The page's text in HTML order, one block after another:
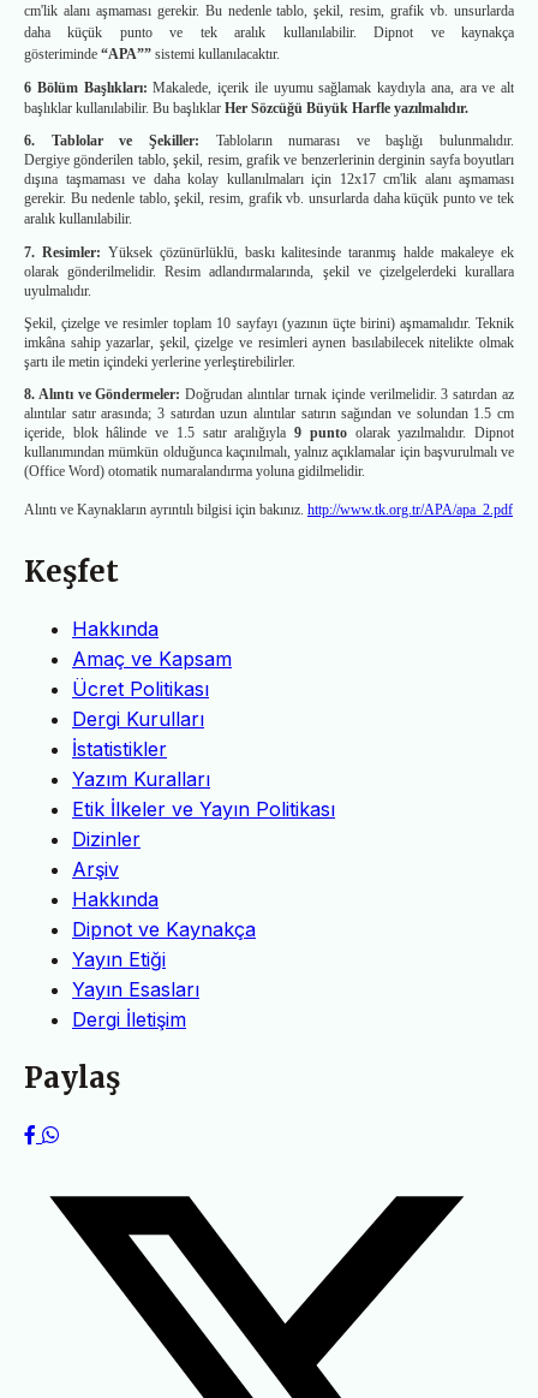
cm'lik alanı aşmaması gerekir. Bu nedenle tablo, şekil, resim, grafik vb. unsurlarda
daha küçük punto ve tek aralık kullanılabilir. Dipnot ve kaynakça
gösteriminde “APA”” sistemi kullanılacaktır.
6 Bölüm Başlıkları:Makalede, içerik ile uyumu sağlamak kaydıyla ana, ara ve alt
başlıklar kullanılabilir. Bu başlıklar Her Sözcüğü Büyük Harfle yazılmalıdır.
6. Tablolar ve Şekiller: Tabloların numarası ve başlığı bulunmalıdır.
Dergiyegönderilen tablo, şekil, resim, grafik ve benzerlerinin derginin sayfa boyutları
dışına taşmaması ve daha kolay kullanılmaları için 12x17 cm'lik alanı aşmaması
gerekir. Bu nedenle tablo, şekil, resim, grafik vb. unsurlarda daha küçük punto ve tek
aralık kullanılabilir.
7. Resimler: Yüksek çözünürlüklü, baskı kalitesinde taranmış halde makaleye ek
olarak gönderilmelidir. Resim adlandırmalarında, şekil ve çizelgelerdeki kurallara
uyulmalıdır.
Şekil, çizelge ve resimler toplam 10 sayfayı (yazının üçte birini) aşmamalıdır. Teknik
imkâna sahip yazarlar, şekil, çizelge ve resimleri aynen basılabilecek nitelikte olmak
şartı ile metin içindeki yerlerine yerleştirebilirler.
8. Alıntı ve Göndermeler:Doğrudan alıntılar tırnak içinde verilmelidir. 3 satırdan az
alıntılar satır arasında; 3 satırdan uzun alıntılar satırın sağından ve solundan 1.5 cm
içeride, blok hâlinde ve 1.5 satır aralığıyla9 puntoolarak yazılmalıdır. Dipnot
kullanımından mümkün olduğunca kaçınılmalı, yalnız açıklamalar için başvurulmalı ve
(Office Word) otomatik numaralandırma yoluna gidilmelidir.
Alıntı ve Kaynakların ayrıntılı bilgisi için bakınız. http://www.tk.org.tr/APA/apa_2.pdf
Keşfet
Hakkında
Amaç ve Kapsam
Ücret Politikası
Dergi Kurulları
İstatistikler
Yazım Kuralları
Etik İlkeler ve Yayın Politikası
Dizinler
Arşiv
Hakkında
Dipnot ve Kaynakça
Yayın Etiği
Yayın Esasları
Dergi İletişim
Paylaş